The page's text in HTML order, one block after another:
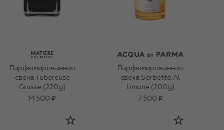
Парфюмированная
свеча Tubereuse
Grasse (220g)
14 500 ₽
Парфюмированная
свеча Sorbetto Al
Limone (200g)
7 500 ₽